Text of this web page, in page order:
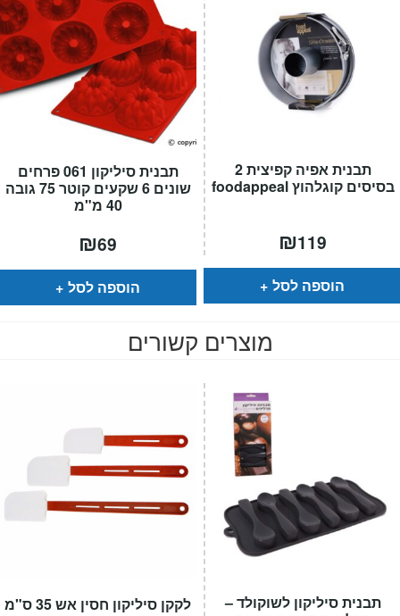
תבנית סיליקון 061 פרחים
שונים 6 שקעים קוטר 75 גובה
40 מ"מ
₪69
הוספה לסל
תבנית אפיה קפיצית 2
בסיסים קוגלהוץ foodappeal
₪119
הוספה לסל
מוצרים קשורים
לקקן סיליקון חסין אש 35 ס"מ
תבנית סיליקון לשוקולד –